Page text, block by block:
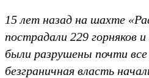
15 лет назад на шахте
пострадали 229 горняков
были разрушены почти
безграничная власть